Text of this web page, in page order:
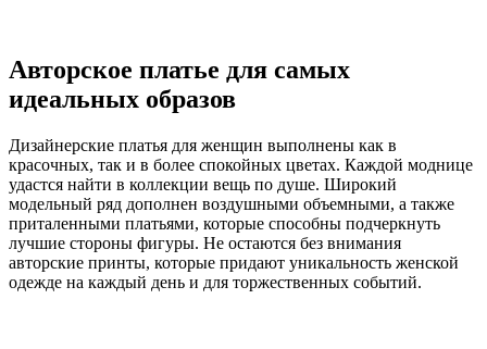
Авторское платье для самых
идеальных образов
Дизайнерские платья для женщин выполнены как в
красочных, так и в более спокойных цветах. Каждой моднице
удастся найти в коллекции вещь по душе. Широкий
модельный ряд дополнен воздушными объемными, а также
приталенными платьями, которые способны подчеркнуть
лучшие стороны фигуры. Не остаются без внимания
авторские принты, которые придают уникальность женской
одежде на каждый день и для торжественных событий.